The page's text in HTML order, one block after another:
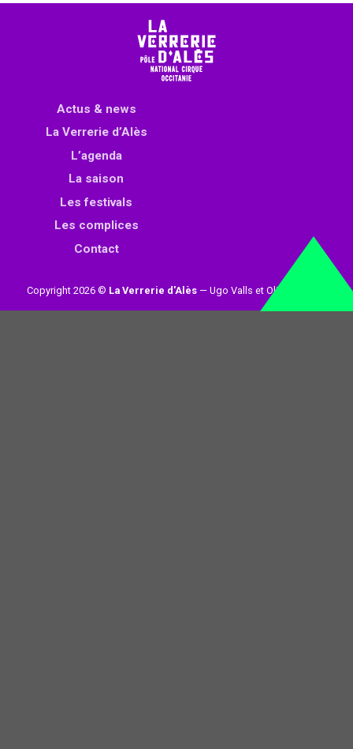
Actus & news
La Verrerie d’Alès
L’agenda
La saison
Les festivals
Les complices
Contact
Copyright 2026 © La Verrerie d'Alès— Ugo Valls et Olivier Loynet